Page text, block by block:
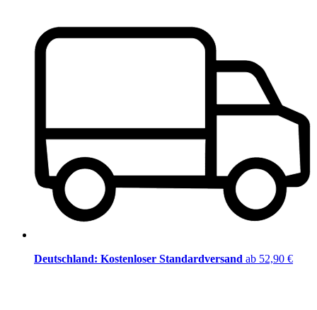
Deutschland: Kostenloser Standardversand ab 52,90 €